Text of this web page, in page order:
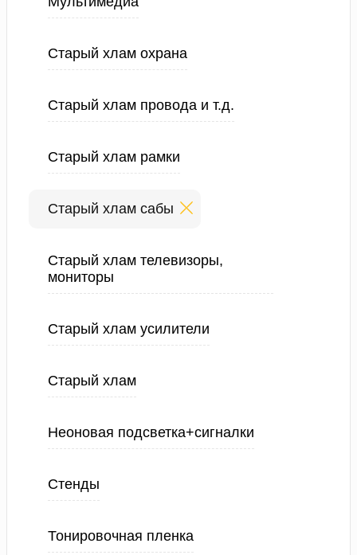
Старый хлам охрана
Старый хлам провода и т.д.
Старый хлам рамки
Старый хлам сабы
Старый хлам телевизоры,
мониторы
Старый хлам усилители
Старый хлам
Неоновая подсветка+сигналки
Стенды
Тонировочная пленка